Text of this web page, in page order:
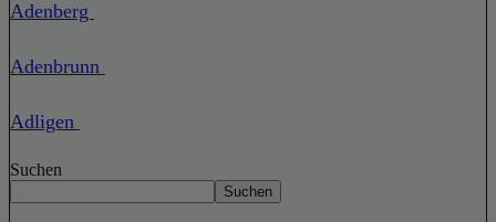
Adenberg
Adenbrunn
Adligen
Suchen
Suchen